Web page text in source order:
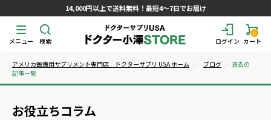
14,000円以上で送料無料！最短4～7日でお届け
ログイン
0
カート
検索
メニュー
アメリカ医療用サプリメント専門店 ドクターサプリ USA ホーム ブログ
過去の
記事一覧
お役立ちコラム